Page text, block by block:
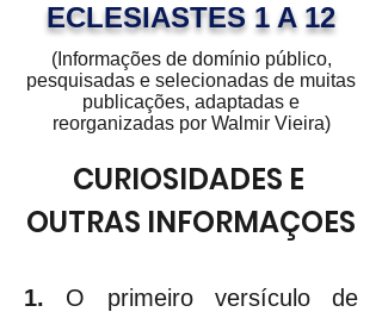
ECLESIASTES 1 A 12
(Informações de domínio público,
pesquisadas e selecionadas de muitas
publicações, adaptadas e
reorganizadas por Walmir Vieira)
CURIOSIDADES E
OUTRAS INFORMAÇOES
1. O primeiro versículo de